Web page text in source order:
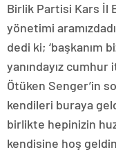
Birlik Partisi Kars İl
yönetimi
dedi ki; ‘başkanım
yanındayız
Ötüken Senger’in
kendileri buraya
birlikte hepinizin
kendisine hoş